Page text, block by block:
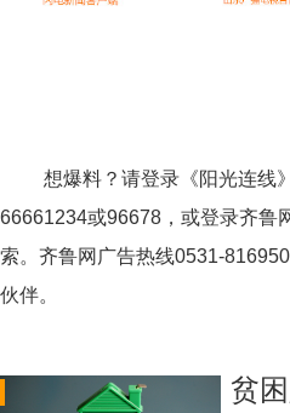
想爆料？请登录《阳光连线
66661234或96678，或登录齐鲁
索。齐鲁网广告热线0531-
伙伴。
贫